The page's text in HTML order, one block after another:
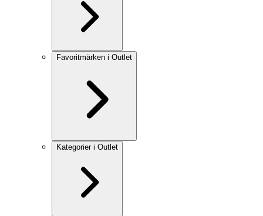
Favoritmärken i Outlet
Kategorier i Outlet